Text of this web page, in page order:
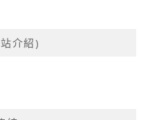
介紹)